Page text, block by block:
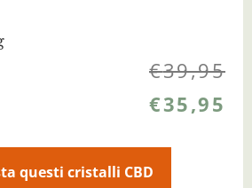
€39,95
€35,95
questi cristalli CBD